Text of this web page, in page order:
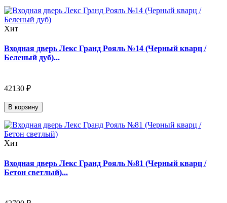
Хит
Входная дверь Лекс Гранд Рояль №14 (Черный кварц /
Беленый дуб)...
42130 ₽
В корзину
Хит
Входная дверь Лекс Гранд Рояль №81 (Черный кварц /
Бетон светлый)...